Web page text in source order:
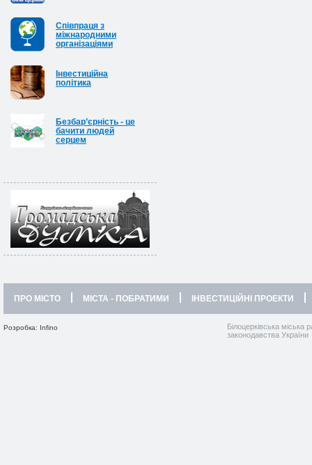
Співпраця з
міжнародними
організаціями
Інвестиційна
політика
Безбар’єрність - це
бачити людей
серцем
ПРО МІСТО МІСТА - ПОБРАТИМИ ІНВЕСТИЦІЙНІ ПРОЕКТИ
Розробка: Infino
Білоцерківська міська
законодавства України